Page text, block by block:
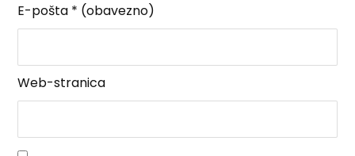
E-pošta * (obavezno)
Web-stranica